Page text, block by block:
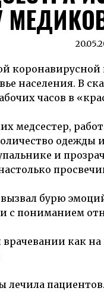
населения. В
часов в
медсестер,
одежды
и
бурю
с пониманием
как на
лечила